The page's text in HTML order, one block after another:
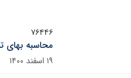
۷۶۴۴۶
محاسبه بهای
۱۹ اسفند ۱۴۰۰